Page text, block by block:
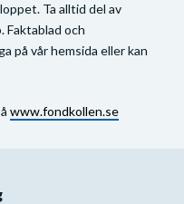
Ta alltid del av
Faktablad och
på vår hemsida eller kan
www.fondkollen.se